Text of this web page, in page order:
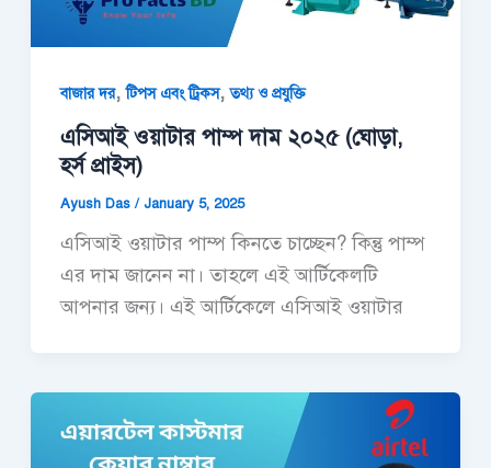
বাজার দর,টিপস এবং ট্রিকস,তথ্য ও প্রযুক্তি
এসিআই ওয়াটার পাম্প দাম ২০২৫ (ঘোড়া,
হর্স প্রাইস)
Ayush Das /January 5, 2025
এসিআই ওয়াটার পাম্প কিনতে চাচ্ছেন? কিন্তু পাম্প
এর দাম জানেন না। তাহলে এই আর্টিকেলটি
আপনার জন্য। এই আর্টিকেলে এসিআই ওয়াটার